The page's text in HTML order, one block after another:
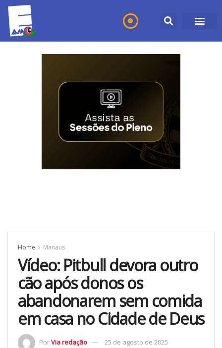
Home Manaus
Vídeo: Pitbull devora outro
cão após donos os
abandonarem sem comida
em casa no Cidade de Deus
PorVia redação 25 de agosto de 2025